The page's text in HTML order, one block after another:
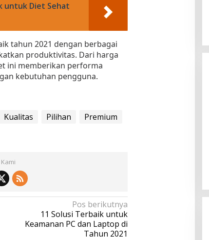
untuk Diet Sehat
tahun 2021 dengan berbagai
produktivitas. Dari harga
ini memberikan performa
kebutuhan pengguna.
Kualitas Pilihan
Premium
Pos berikutnya
11 Solusi Terbaik untuk
Keamanan PC dan Laptop di
Tahun 2021